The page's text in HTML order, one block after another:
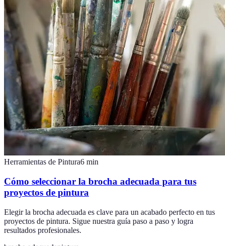
Herramientas de Pintura6 min
Cómo seleccionar la brocha adecuada para tus
proyectos de pintura
Elegir la brocha adecuada es clave para un acabado perfecto en tus
proyectos de pintura. Sigue nuestra guía paso a paso y logra
resultados profesionales.